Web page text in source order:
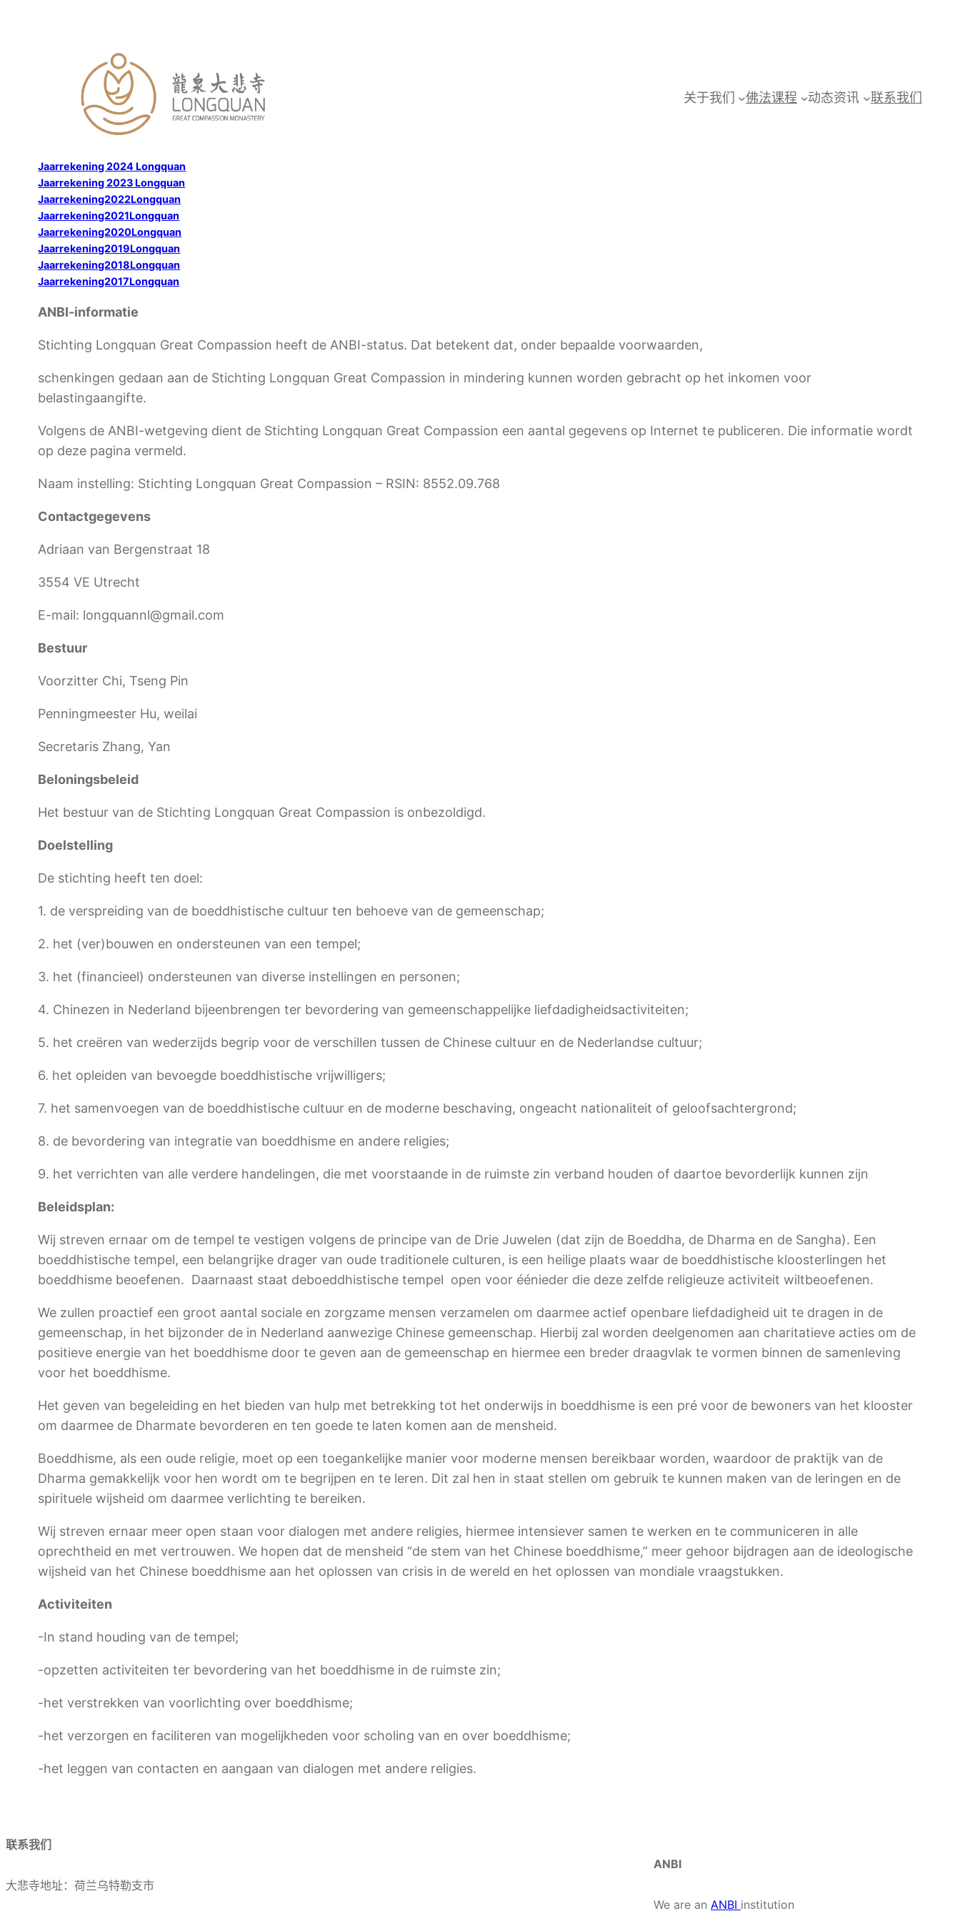
关于我们
佛法课程 动态资讯 联系我们
Jaarrekening 2024 Longquan
Jaarrekening 2023 Longquan
Jaarrekening2022Longquan
Jaarrekening2021Longquan
Jaarrekening2020Longquan
Jaarrekening2019Longquan
Jaarrekening2018Longquan
Jaarrekening2017Longquan
ANBI-informatie
Stichting Longquan Great Compassion heeft de ANBI-status. Dat betekent dat, onder bepaalde voorwaarden,
schenkingen gedaan aan de Stichting Longquan Great Compassion in mindering kunnen worden gebracht op het inkomen voor
belastingaangifte.
Volgens de ANBI-wetgeving dient de Stichting Longquan Great Compassion een aantal gegevens op Internet te publiceren. Die informatie wordt
op deze pagina vermeld.
Naam instelling: Stichting Longquan Great Compassion – RSIN: 8552.09.768
Contactgegevens
Adriaan van Bergenstraat 18
3554 VE Utrecht
E-mail: longquannl@gmail.com
Bestuur
Voorzitter Chi, Tseng Pin
Penningmeester Hu, weilai
Secretaris Zhang, Yan
Beloningsbeleid
Het bestuur van de Stichting Longquan Great Compassion is onbezoldigd.
Doelstelling
De stichting heeft ten doel:
1. de verspreiding van de boeddhistische cultuur ten behoeve van de gemeenschap;
2. het (ver)bouwen en ondersteunen van een tempel;
3. het (financieel) ondersteunen van diverse instellingen en personen;
4. Chinezen in Nederland bijeenbrengen ter bevordering van gemeenschappelijke liefdadigheidsactiviteiten;
5. het creëren van wederzijds begrip voor de verschillen tussen de Chinese cultuur en de Nederlandse cultuur;
6. het opleiden van bevoegde boeddhistische vrijwilligers;
7. het samenvoegen van de boeddhistische cultuur en de moderne beschaving, ongeacht nationaliteit of geloofsachtergrond;
8. de bevordering van integratie van boeddhisme en andere religies;
9. het verrichten van alle verdere handelingen, die met voorstaande in de ruimste zin verband houden of daartoe bevorderlijk kunnen zijn
Beleidsplan:
Wij streven ernaar om de tempel te vestigen volgens de principe van de Drie Juwelen (dat zijn de Boeddha, de Dharma en de Sangha). Een
boeddhistische tempel, een belangrijke drager van oude traditionele culturen, is een heilige plaats waar de boeddhistische kloosterlingen het
boeddhisme beoefenen. Daarnaast staat deboeddhistische tempel open voor éénieder die deze zelfde religieuze activiteit wiltbeoefenen.
We zullen proactief een groot aantal sociale en zorgzame mensen verzamelen om daarmee actief openbare liefdadigheid uit te dragen in de
gemeenschap, in het bijzonder de in Nederland aanwezige Chinese gemeenschap. Hierbij zal worden deelgenomen aan charitatieve acties om de
positieve energie van het boeddhisme door te geven aan de gemeenschap en hiermee een breder draagvlak te vormen binnen de samenleving
voor het boeddhisme.
Het geven van begeleiding en het bieden van hulp met betrekking tot het onderwijs in boeddhisme is een pré voor de bewoners van het klooster
om daarmee de Dharmate bevorderen en ten goede te laten komen aan de mensheid.
Boeddhisme, als een oude religie, moet op een toegankelijke manier voor moderne mensen bereikbaar worden, waardoor de praktijk van de
Dharma gemakkelijk voor hen wordt om te begrijpen en te leren. Dit zal hen in staat stellen om gebruik te kunnen maken van de leringen en de
spirituele wijsheid om daarmee verlichting te bereiken.
Wij streven ernaar meer open staan voor dialogen met andere religies, hiermee intensiever samen te werken en te communiceren in alle
oprechtheid en met vertrouwen. We hopen dat de mensheid “de stem van het Chinese boeddhisme,” meer gehoor bijdragen aan de ideologische
wijsheid van het Chinese boeddhisme aan het oplossen van crisis in de wereld en het oplossen van mondiale vraagstukken.
Activiteiten
-In stand houding van de tempel;
-opzetten activiteiten ter bevordering van het boeddhisme in de ruimste zin;
-het verstrekken van voorlichting over boeddhisme;
-het verzorgen en faciliteren van mogelijkheden voor scholing van en over boeddhisme;
-het leggen van contacten en aangaan van dialogen met andere religies.
联系我们
大悲寺地址：荷兰乌特勒支市
ANBI
We are an ANBI institution